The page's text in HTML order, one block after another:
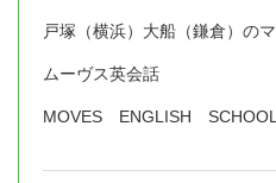
戸塚（横浜）大船（鎌倉）の
ムーヴス英会話
MOVES ENGLISH